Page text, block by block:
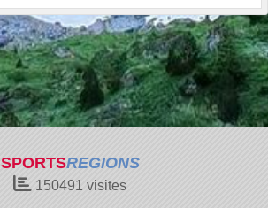
SPORTSREGIONS
150491 visites